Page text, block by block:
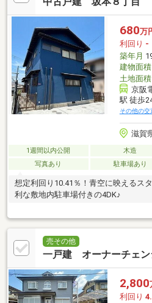
680万
利回り -
築年月
建物面積
土地面積
京阪
駅 徒歩
その他の交
滋賀
1週間以内公開 木造
写真あり
駐車場あり
想定利回り10.41％！青空に映えるス
利な敷地内駐車場付きの4DK♪
売その他
一戸建 オーナーチェン
2,800
利回り